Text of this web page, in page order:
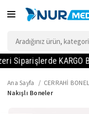
KARGO
Ana Sayfa CERRAHİ
Nakışlı Boneler